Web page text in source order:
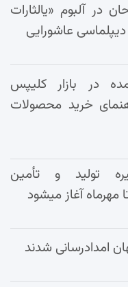
در آلبوم «یالثارات
دیپلماسی عاشورایی
در بازار کلیپس
خرید محصولات
تولید و تأمین
آغاز میشود